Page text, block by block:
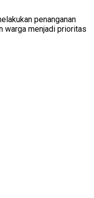
penanganan
warga menjadi prioritas